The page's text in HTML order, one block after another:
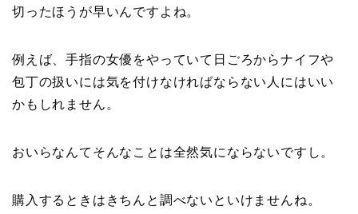
切ったほうが早いんですよね。
例えば、手指の女優をやっていて日ごろからナイフや
包丁の扱いには気を付けなければならない人にはいい
かもしれません。
おいらなんてそんなことは全然気にならないですし。
購入するときはきちんと調べないといけませんね。